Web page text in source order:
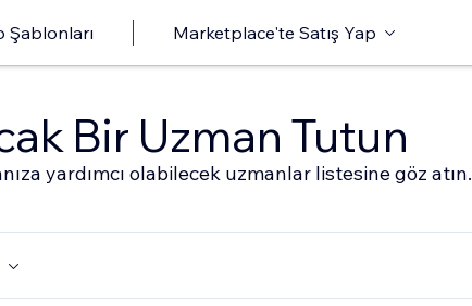
Şablonları Marketplace'te Satış Yap
Bir Uzman Tutun
yardımcı olabilecek uzmanlar listesine göz atın.